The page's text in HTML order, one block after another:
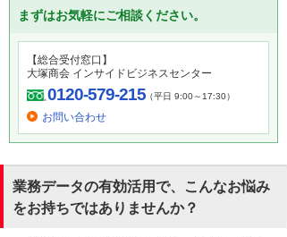
まずはお気軽にご相談ください。
【総合受付窓口】
大塚商会 インサイドビジネスセンター
0120-579-215（平日 9:00～17:30）
お問い合わせ
業務データの有効活用で、こんなお悩み
をお持ちではありませんか？